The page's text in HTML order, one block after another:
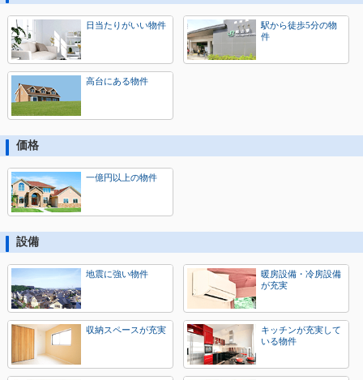
日当たりがいい物件
駅から徒歩5分の物
件
高台にある物件
価格
一億円以上の物件
設備
地震に強い物件
暖房設備・冷房設備
が充実
収納スペースが充実
キッチンが充実して
いる物件